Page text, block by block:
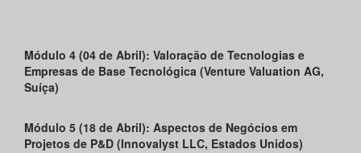
Módulo 4 (04 de Abril): Valoração de Tecnologias e
Empresas de Base Tecnológica (Venture Valuation AG,
Suíça)
Módulo 5 (18 de Abril): Aspectos de Negócios em
Projetos de P&D (Innovalyst LLC, Estados Unidos)